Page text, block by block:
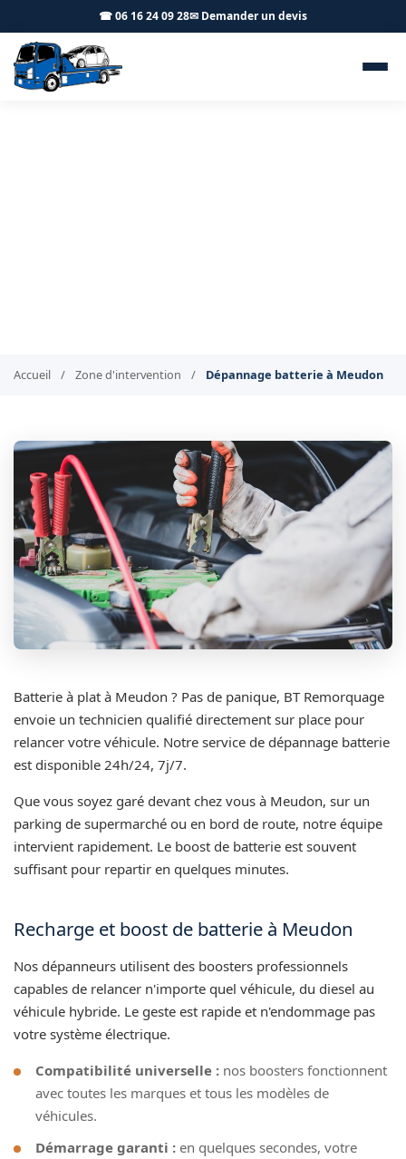
☎ 06 16 24 09 28✉ Demander un devis
Accueil / Zone d'intervention / Dépannage batterie à Meudon
Batterie à plat à Meudon ? Pas de panique, BT Remorquage
envoie un technicien qualifié directement sur place pour
relancer votre véhicule. Notre service de dépannage batterie
est disponible 24h/24, 7j/7.
Que vous soyez garé devant chez vous à Meudon, sur un
parking de supermarché ou en bord de route, notre équipe
intervient rapidement. Le boost de batterie est souvent
suffisant pour repartir en quelques minutes.
Recharge et boost de batterie à Meudon
Nos dépanneurs utilisent des boosters professionnels
capables de relancer n'importe quel véhicule, du diesel au
véhicule hybride. Le geste est rapide et n'endommage pas
votre système électrique.
Compatibilité universelle : nos boosters fonctionnent
avec toutes les marques et tous les modèles de
véhicules.
Démarrage garanti : en quelques secondes, votre